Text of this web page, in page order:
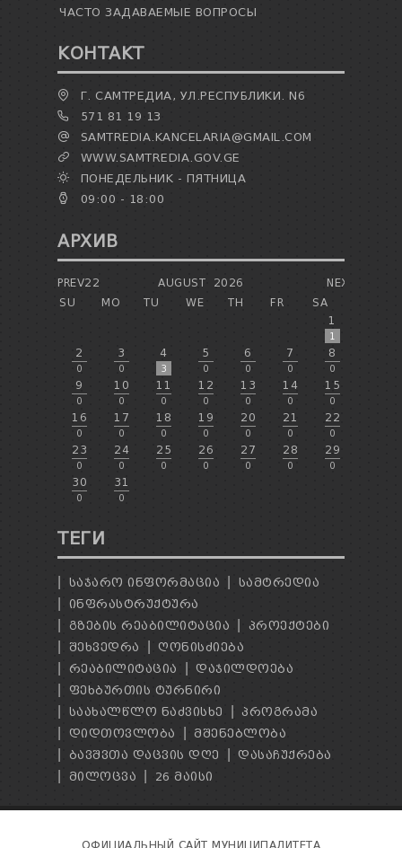
ЧАСТО ЗАДАВАЕМЫЕ ВОПРОСЫ
КОНТАКТ
Г. САМТРЕДИА, УЛ.РЕСПУБЛИКИ. N6
571 81 19 13
SAMTREDIA.KANCELARIA@GMAIL.COM
WWW.SAMTREDIA.GOV.GE
ПОНЕДЕЛЬНИК - ПЯТНИЦА
09:00 - 18:00
АРХИВ
PREV22 NEXT
AUGUST
2026
SU
MO TU WE TH FR
SA
1
1
2
0
3
0
4
3
5
0
6
0
7
0
8
0
9
0
10
0
11
0
12
0
13
0
14
0
15
0
16
0
17
0
18
0
19
0
20
0
21
0
22
0
23
0
24
0
25
0
26
0
27
0
28
0
29
0
30
0
31
0
ТЕГИ
ᲡᲐᲯᲐᲠᲝ ᲘᲜᲤᲝᲠᲛᲐᲪᲘᲐ
ᲡᲐᲛᲢᲠᲔᲓᲘᲐ
ᲘᲜᲤᲠᲐᲡᲢᲠᲣᲥᲢᲣᲠᲐ
ᲒᲖᲔᲑᲘᲡ ᲠᲔᲐᲑᲘᲚᲘᲢᲐᲪᲘᲐ
ᲞᲠᲝᲔᲥᲢᲔᲑᲘ
ᲨᲔᲮᲕᲔᲓᲠᲐ
ᲦᲝᲜᲘᲡᲫᲘᲔᲑᲐ
ᲠᲔᲐᲑᲘᲚᲘᲢᲐᲪᲘᲐ
ᲓᲐᲯᲘᲚᲓᲝᲔᲑᲐ
ᲤᲔᲮᲑᲣᲠᲗᲘᲡ ᲢᲣᲠᲜᲘᲠᲘ
ᲡᲐᲐᲮᲐᲚᲬᲚᲝ ᲜᲐᲫᲕᲘᲡᲮᲔ
ᲞᲠᲝᲒᲠᲐᲛᲐ
ᲓᲘᲓᲗᲝᲕᲚᲝᲑᲐ
ᲛᲨᲔᲜᲔᲑᲚᲝᲑᲐ
ᲑᲐᲕᲨᲕᲗᲐ ᲓᲐᲪᲕᲘᲡ ᲓᲦᲔ
ᲓᲐᲡᲐᲩᲣᲥᲠᲔᲑᲐ
ᲛᲘᲚᲝᲪᲕᲐ
26 ᲛᲐᲘᲡᲘ
ОФИЦИАЛЬНЫЙ САЙТ МУНИЦИПАЛИТЕТА